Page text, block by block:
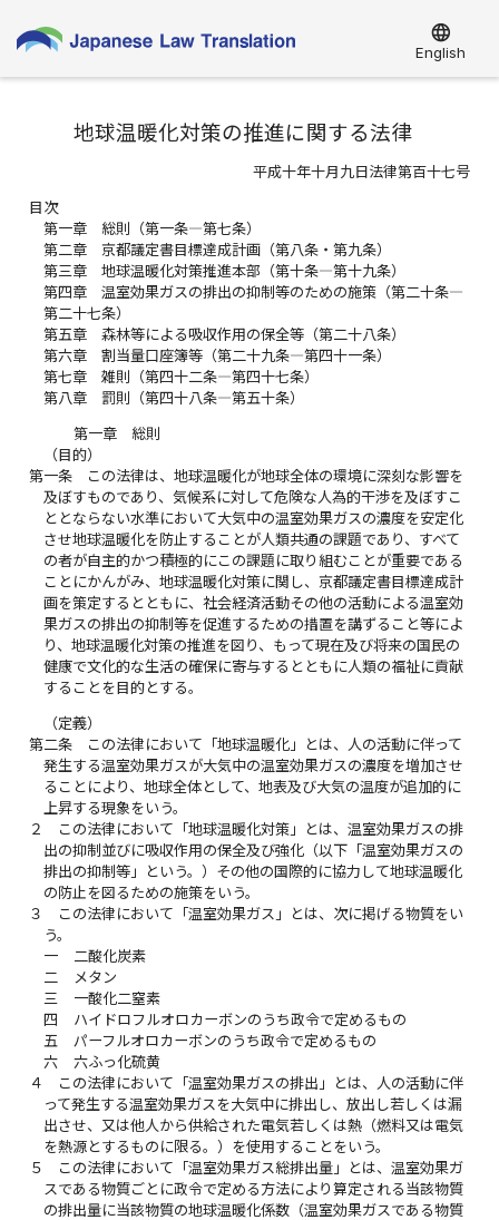
language
English
地球温暖化対策の推進に関する法律
平成十年十月九日法律第百十七号
目次
第一章 総則（第一条―第七条）
第二章 京都議定書目標達成計画（第八条・第九条）
第三章 地球温暖化対策推進本部（第十条―第十九条）
第四章 温室効果ガスの排出の抑制等のための施策（第二十条―
第二十七条）
第五章 森林等による吸収作用の保全等（第二十八条）
第六章 割当量口座簿等（第二十九条―第四十一条）
第七章 雑則（第四十二条―第四十七条）
第八章 罰則（第四十八条―第五十条）
第一章 総則
（目的）
第一条
この法律は、地球温暖化が地球全体の環境に深刻な影響を
及ぼすものであり、気候系に対して危険な人為的干渉を及ぼすこ
ととならない水準において大気中の温室効果ガスの濃度を安定化
させ地球温暖化を防止することが人類共通の課題であり、すべて
の者が自主的かつ積極的にこの課題に取り組むことが重要である
ことにかんがみ、地球温暖化対策に関し、京都議定書目標達成計
画を策定するとともに、社会経済活動その他の活動による温室効
果ガスの排出の抑制等を促進するための措置を講ずること等によ
り、地球温暖化対策の推進を図り、もって現在及び将来の国民の
健康で文化的な生活の確保に寄与するとともに人類の福祉に貢献
することを目的とする。
（定義）
第二条
この法律において「地球温暖化」とは、人の活動に伴って
発生する温室効果ガスが大気中の温室効果ガスの濃度を増加させ
ることにより、地球全体として、地表及び大気の温度が追加的に
上昇する現象をいう。
２
この法律において「地球温暖化対策」とは、温室効果ガスの排
出の抑制並びに吸収作用の保全及び強化（以下「温室効果ガスの
排出の抑制等」という。）その他の国際的に協力して地球温暖化
の防止を図るための施策をいう。
３
この法律において「温室効果ガス」とは、次に掲げる物質をい
う。
一
二酸化炭素
二
メタン
三
一酸化二窒素
四
ハイドロフルオロカーボンのうち政令で定めるもの
五
パーフルオロカーボンのうち政令で定めるもの
六
六ふっ化硫黄
４
この法律において「温室効果ガスの排出」とは、人の活動に伴
って発生する温室効果ガスを大気中に排出し、放出し若しくは漏
出させ、又は他人から供給された電気若しくは熱（燃料又は電気
を熱源とするものに限る。）を使用することをいう。
５
この法律において「温室効果ガス総排出量」とは、温室効果ガ
スである物質ごとに政令で定める方法により算定される当該物質
の排出量に当該物質の地球温暖化係数（温室効果ガスである物質